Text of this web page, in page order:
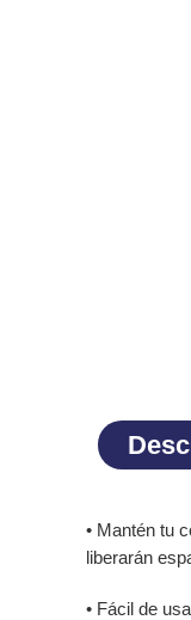
• Mantén tu
liberarán
• Fácil de